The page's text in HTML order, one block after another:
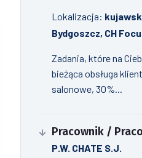
Lokalizacja:
Bydgoszcz, CH
Zadania, które na
bieżąca obsługa
salonowe, 30%...
P.W. CHATE S.J.